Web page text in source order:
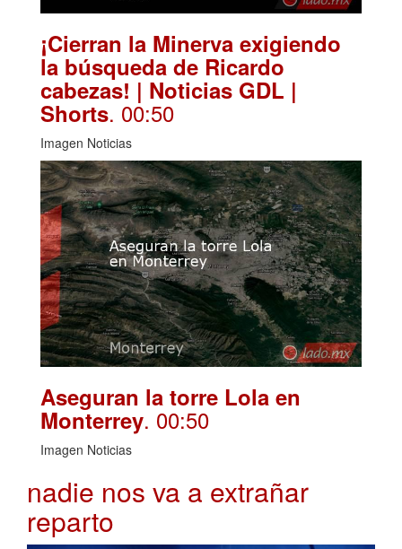
¡Cierran la Minerva exigiendo
la búsqueda de Ricardo
cabezas! | Noticias GDL |
Shorts. 00:50
Imagen Noticias
Aseguran la torre Lola en
Monterrey. 00:50
Imagen Noticias
nadie nos va a extrañar
reparto